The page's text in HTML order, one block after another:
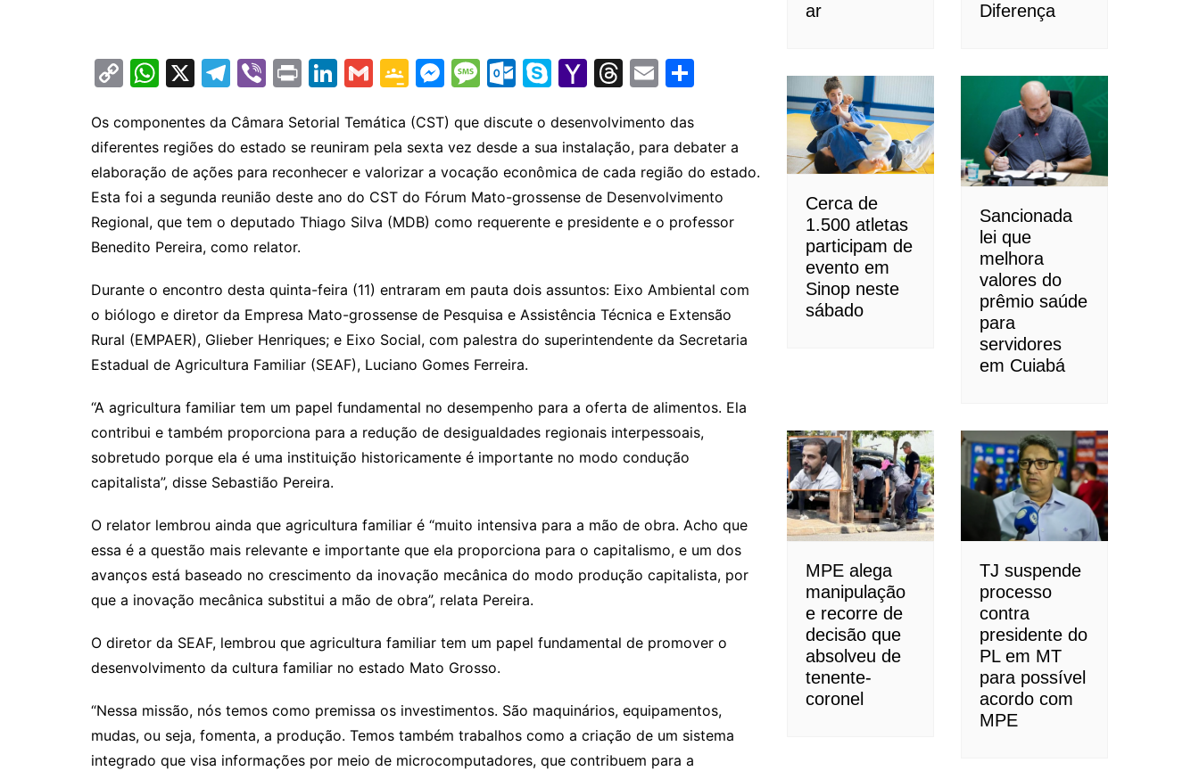
C
p
y
Li
n
k
W
at
s
A
p
p
X
T
e
gr
a
m
Vi
er
Pr
t
Li
k
e
dI
n
G
ai
l
G
o
gl
e
Cl
sr
o
o
M
s
s
e
n
M
s
s
a
g
O
lo
o
k.
c
S
y
p
e
Y
h
o
o
M
T
e
a
d
s
E
ai
l
e
Os componentes da Câmara Setorial Temática (CST) que discute o desenvolvimento das
diferentes regiões do estado se reuniram pela sexta vez desde a sua instalação, para debater a
elaboração de ações para reconhecer e valorizar a vocação econômica de cada região do estado.
Esta foi a segunda reunião deste ano do CST do Fórum Mato-grossense de Desenvolvimento
Regional, que tem o deputado Thiago Silva (MDB) como requerente e presidente e o professor
Benedito Pereira, como relator.
Durante o encontro desta quinta-feira (11) entraram em pauta dois assuntos: Eixo Ambiental com
o biólogo e diretor da Empresa Mato-grossense de Pesquisa e Assistência Técnica e Extensão
Rural (EMPAER), Glieber Henriques; e Eixo Social, com palestra do superintendente da Secretaria
Estadual de Agricultura Familiar (SEAF), Luciano Gomes Ferreira.
“A agricultura familiar tem um papel fundamental no desempenho para a oferta de alimentos. Ela
contribui e também proporciona para a redução de desigualdades regionais interpessoais,
sobretudo porque ela é uma instituição historicamente é importante no modo condução
capitalista”, disse Sebastião Pereira.
O relator lembrou ainda que agricultura familiar é “muito intensiva para a mão de obra. Acho que
essa é a questão mais relevante e importante que ela proporciona para o capitalismo, e um dos
avanços está baseado no crescimento da inovação mecânica do modo produção capitalista, por
que a inovação mecânica substitui a mão de obra”, relata Pereira.
O diretor da SEAF, lembrou que agricultura familiar tem um papel fundamental de promover o
desenvolvimento da cultura familiar no estado Mato Grosso.
“Nessa missão, nós temos como premissa os investimentos. São maquinários, equipamentos,
mudas, ou seja, fomenta, a produção. Temos também trabalhos como a criação de um sistema
integrado que visa informações por meio de microcomputadores, que contribuem para a
ar Diferença
Cerca de
1.500 atletas
participam de
evento em
Sinop neste
sábado
Sancionada
lei que
melhora
valores do
prêmio saúde
para
servidores
em Cuiabá
MPE alega
manipulação
e recorre de
decisão que
absolveu de
tenente-
coronel
TJ suspende
processo
contra
presidente do
PL em MT
para possível
acordo com
MPE